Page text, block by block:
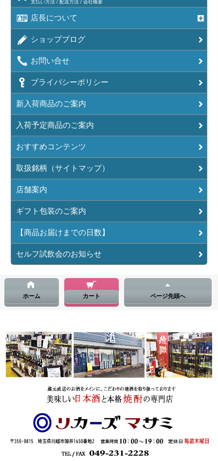
支払い方法 / 配送方法 / 会社概要
店長について
ショップブログ
お問い合せ
プライバシーポリシー
新入荷商品のご案内
入荷予定商品のご案内
おすすめコンテンツ
取扱銘柄（サイトマップ）
店舗案内
ギフト包装のご案内
【商品お届けまでの日数】
セルフ試飲会のお知らせ
ホーム カート ページ先頭へ